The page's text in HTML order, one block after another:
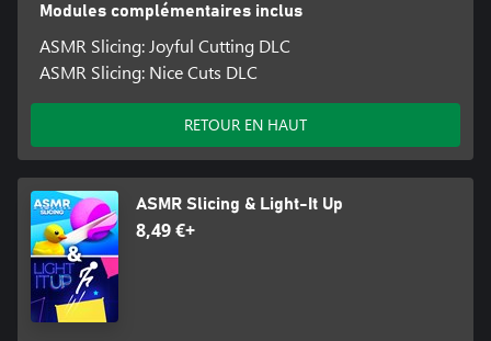
Modules complémentaires inclus
ASMR Slicing: Joyful Cutting DLC
ASMR Slicing: Nice Cuts DLC
RETOUR EN HAUT
ASMR Slicing & Light-It Up
8,49 €+